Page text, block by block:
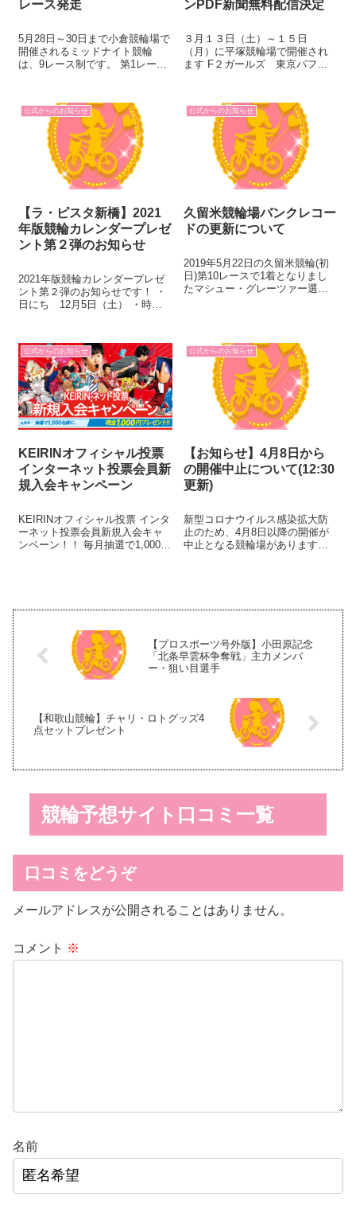
レース発走
5月28日～30日まで小倉競輪場で
開催されるミッドナイト競輪
は、9レース制です。 第1レース
ここではA級1・2班戦5レース
と、A級チャレンジ戦4レースそ
れぞれの注目選手をご紹介...
ンPDF新聞無料配信決定
３月１３日（土）～１５日
（月）に平塚競輪場で開催され
ます F２ガールズ 東京パフォ
ニッカンPDF新聞を配信いたし
ます。 車券作戦の参考にしてく
ださい
公式からのお知らせ
【ラ・ピスタ新橋】2021
年版競輪カレンダープレゼ
ント第２弾のお知らせ
2021年版競輪カレンダープレゼ
ント第２弾のお知らせです！ ・
日にち 12月5日（土） ・時
次第終了となります
公式からのお知らせ
久留米競輪場バンクレコー
ドの更新について
2019年5月22日の久留米競輪(初
日)第10レースで1着となりまし
たマシュー・グレーツァー選手
2011年7月14日に...
公式からのお知らせ
KEIRINオフィシャル投票
インターネット投票会員新
規入会キャンペーン
KEIRINオフィシャル投票 インタ
ーネット投票会員新規入会キャ
ンペーン！！ 毎月抽選で1,000名
リ」や...
公式からのお知らせ
【お知らせ】4月8日から
の開催中止について(12:30
更新)
新型コロナウイルス感染拡大防
止のため、4月8日以降の開催が
中止となる競輪場がありますの
（水） ・名古屋（F...
【プロスポーツ号外版】小田原記念
「北条早雲杯争奪戦」主力メンバ
ー・狙い目選手
【和歌山競輪】チャリ・ロトグッズ4
点セットプレゼント
競輪予想サイト口コミ一覧
口コミをどうぞ
メールアドレスが公開されることはありません。
コメント ※
名前